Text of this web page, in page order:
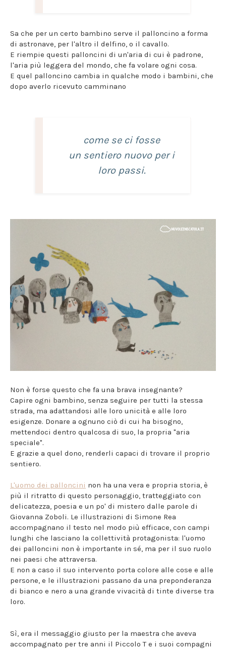
Sa che per un certo bambino serve il palloncino a forma
di astronave, per l'altro il delfino, o il cavallo.
E riempie questi palloncini di un'aria di cui è padrone,
l'aria più leggera del mondo, che fa volare ogni cosa.
E quel palloncino cambia in qualche modo i bambini, che
dopo averlo ricevuto camminano
come se ci fosse
un sentiero nuovo per i
loro passi.
Non è forse questo che fa una brava insegnante?
Capire ogni bambino, senza seguire per tutti la stessa
strada, ma adattandosi alle loro unicità e alle loro
esigenze. Donare a ognuno ciò di cui ha bisogno,
mettendoci dentro qualcosa di suo, la propria "aria
speciale".
E grazie a quel dono, renderli capaci di trovare il proprio
sentiero.
L'uomo dei palloncini non ha una vera e propria storia, è
più il ritratto di questo personaggio, tratteggiato con
delicatezza, poesia e un po' di mistero dalle parole di
Giovanna Zoboli. Le illustrazioni di Simone Rea
accompagnano il testo nel modo più efficace, con campi
lunghi che lasciano la collettività protagonista: l'uomo
dei palloncini non è importante in sé, ma per il suo ruolo
nei paesi che attraversa.
E non a caso il suo intervento porta colore alle cose e alle
persone, e le illustrazioni passano da una preponderanza
di bianco e nero a una grande vivacità di tinte diverse tra
loro.
Sì, era il messaggio giusto per la maestra che aveva
accompagnato per tre anni il Piccolo T e i suoi compagni